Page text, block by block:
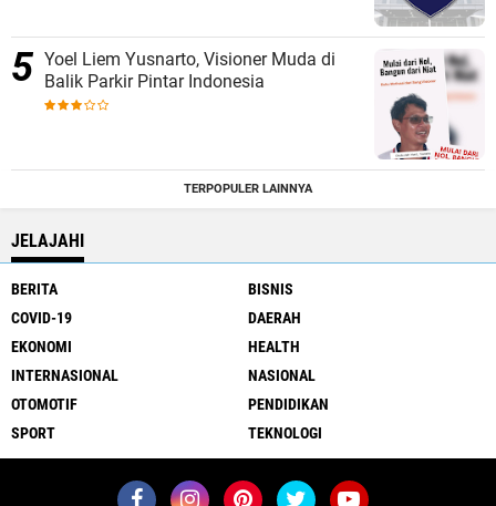
Yoel Liem Yusnarto, Visioner Muda di
Balik Parkir Pintar Indonesia
TERPOPULER LAINNYA
JELAJAHI
BERITA
BISNIS
COVID-19
DAERAH
EKONOMI
HEALTH
INTERNASIONAL
NASIONAL
OTOMOTIF
PENDIDIKAN
SPORT
TEKNOLOGI